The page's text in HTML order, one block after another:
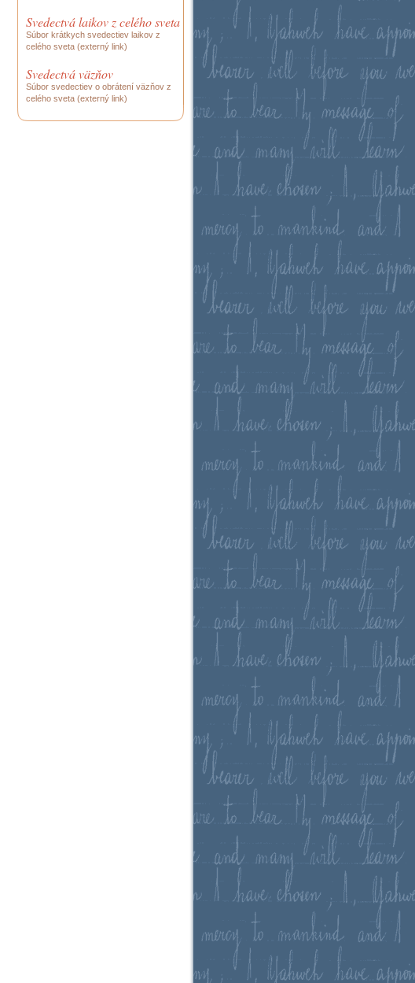
Svedectvá laikov z celého sveta
Súbor krátkych svedectiev laikov z
celého sveta (externý link)
Svedectvá väzňov
Súbor svedectiev o obrátení väzňov z
celého sveta (externý link)